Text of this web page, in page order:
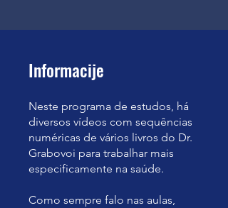
Informacije
Neste programa de estudos, há
diversos vídeos com sequências
numéricas de vários livros do Dr.
Grabovoi para trabalhar mais
especificamente na saúde.
Como sempre falo nas aulas,